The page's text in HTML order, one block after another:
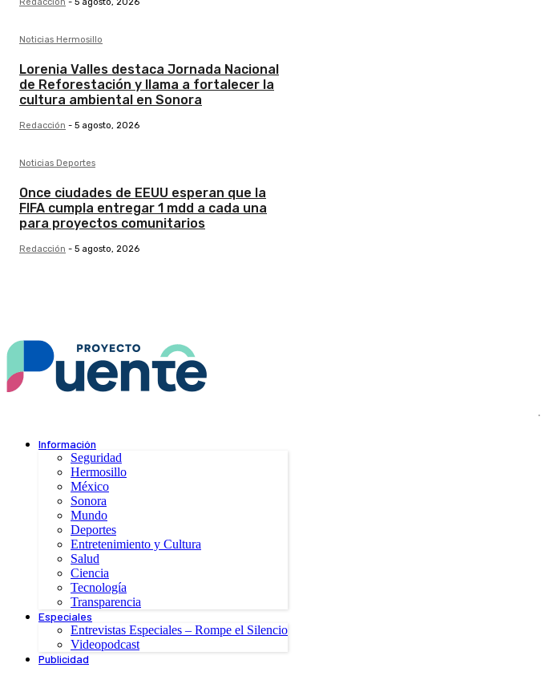
Noticias Hermosillo
Lorenia Valles destaca Jornada Nacional
de Reforestación y llama a fortalecer la
cultura ambiental en Sonora
Redacción - 5 agosto, 2026
Noticias Deportes
Once ciudades de EEUU esperan que la
FIFA cumpla entregar 1 mdd a cada una
para proyectos comunitarios
Redacción - 5 agosto, 2026
.
Información
Seguridad
Hermosillo
México
Sonora
Mundo
Deportes
Entretenimiento y Cultura
Salud
Ciencia
Tecnología
Transparencia
Especiales
Entrevistas Especiales – Rompe el Silencio
Videopodcast
Publicidad